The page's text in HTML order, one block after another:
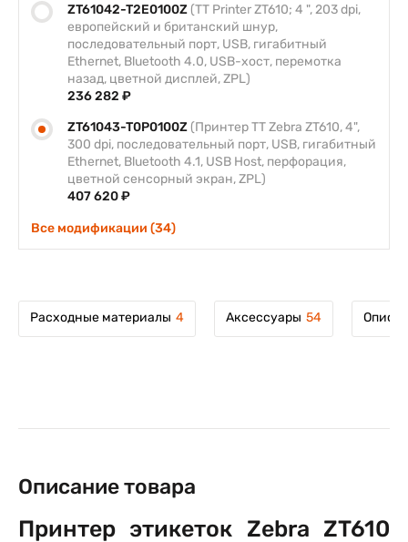
ZT61042-T2E0100Z (TT Printer ZT610; 4 ", 203 dpi,
европейский и британский шнур,
последовательный порт, USB, гигабитный
Ethernet, Bluetooth 4.0, USB-хост, перемотка
назад, цветной дисплей, ZPL)
236 282 ₽
ZT61043-T0P0100Z (Принтер TT Zebra ZT610, 4",
300 dpi, последовательный порт, USB, гигабитный
Ethernet, Bluetooth 4.1, USB Host, перфорация,
цветной сенсорный экран, ZPL)
407 620 ₽
Все модификации (34)
Расходные материалы 4 Аксессуары 54
Описание товара
Принтер этикеток Zebra ZT610